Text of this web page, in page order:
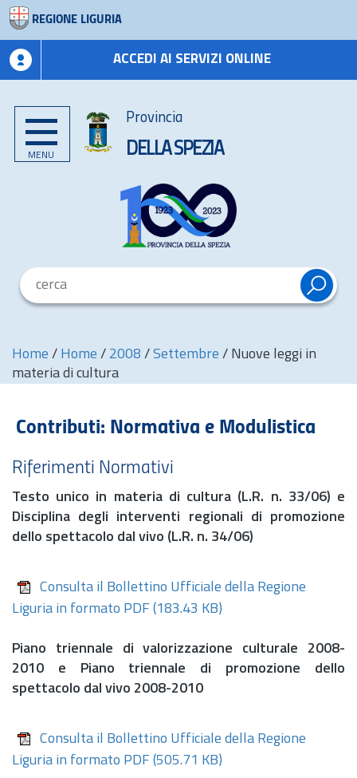
REGIONE LIGURIA
ACCEDI AI SERVIZI ONLINE
MENU
Provincia
DELLA SPEZIA
Home / Home / 2008 / Settembre / Nuove leggi in
materia di cultura
Contributi: Normativa e Modulistica
Riferimenti Normativi
Testo unico in materia di cultura (L.R. n. 33/06) e
Disciplina degli interventi regionali di promozione
dello spettacolo dal vivo (L.R. n. 34/06)
Consulta il Bollettino Ufficiale della Regione
Liguria in formato PDF (183.43 KB)
Piano triennale di valorizzazione culturale 2008-
2010 e Piano triennale di promozione dello
spettacolo dal vivo 2008-2010
Consulta il Bollettino Ufficiale della Regione
Liguria in formato PDF (505.71 KB)